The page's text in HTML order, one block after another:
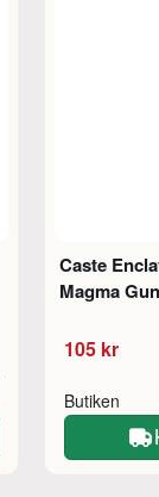
Caste
Magma
105 kr
Butiken